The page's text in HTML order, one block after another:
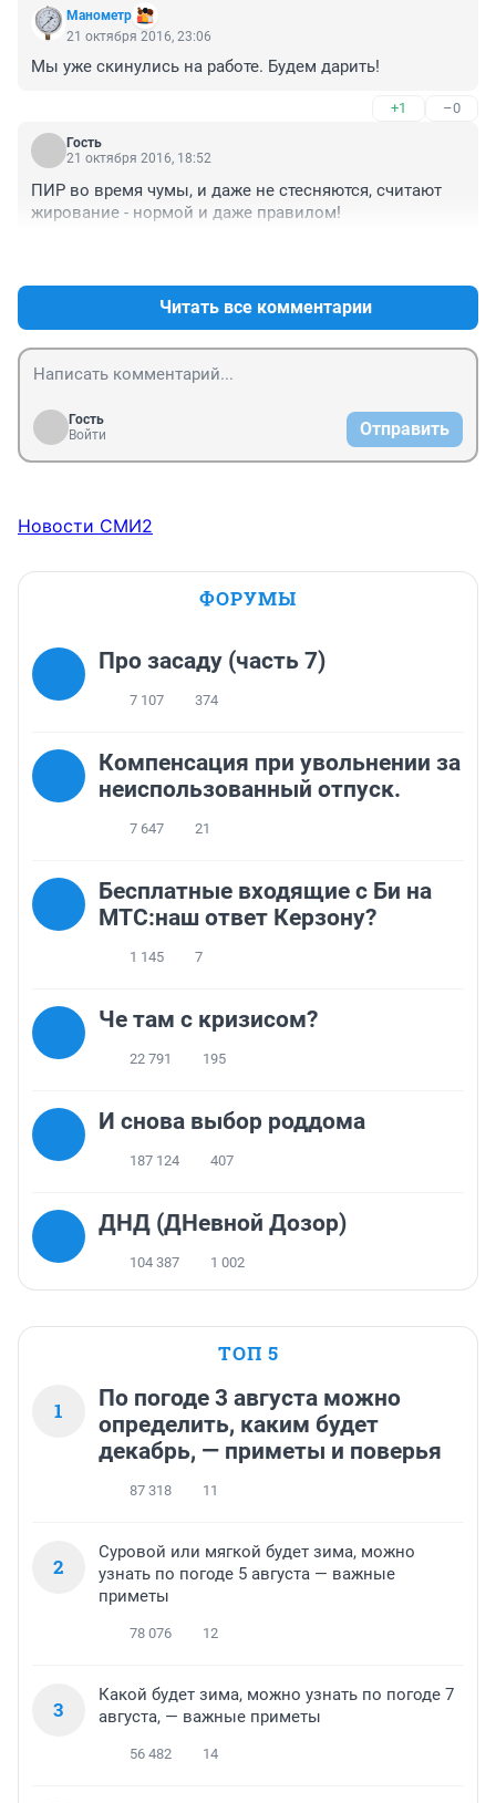
Манометр
21 октября 2016, 23:06
Мы уже скинулись на работе. Будем дарить!
+1 –0
Гость
21 октября 2016, 18:52
ПИР во время чумы, и даже не стесняются, считают
жирование - нормой и даже правилом!
Читать все комментарии
Гость
Войти
Отправить
Новости СМИ2
ФОРУМЫ
Про засаду (часть 7)
7 107 374
Компенсация при увольнении за
неиспользованный отпуск.
7 647 21
Бесплатные входящие с Би на
МТС:наш ответ Керзону?
1 145 7
Че там с кризисом?
22 791 195
И снова выбор роддома
187 124 407
ДНД (ДНевной Дозор)
104 387 1 002
ТОП 5
1
По погоде 3 августа можно
определить, каким будет
декабрь, — приметы и поверья
87 318 11
2
Суровой или мягкой будет зима, можно
узнать по погоде 5 августа — важные
приметы
78 076 12
3
Какой будет зима, можно узнать по погоде 7
августа, — важные приметы
56 482 14